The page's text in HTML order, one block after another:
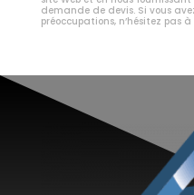
demande de devis. Si vous
préoccupations, n’hésitez pas